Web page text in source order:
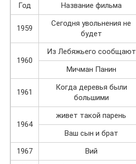
Год Название фильма
1959
Сегодня увольнения не
будет
1960
Из Лебяжьего сообщают
Мичман Панин
1961
Когда деревья были
большими
1964
живет такой парень
Ваш сын и брат
1967
Вий